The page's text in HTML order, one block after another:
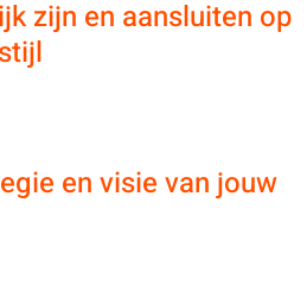
zijn en aansluiten op
en visie van jouw